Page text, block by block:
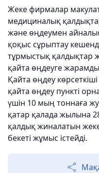
Жеке фирмалар
медициналық
және өңдеумен
қоқыс сұрыптау
тұрмыстық қалдықтар
қайта өңдеуге
Қайта өңдеу
қайта өңдеу пункті
үшін 10 мың тоннаға
қатар қалада жылына
қалдық жиналатын
бекеті жұмыс істейді.